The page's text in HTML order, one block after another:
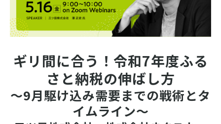
活用シーン
コラム
ギリ間に合う！令和7年度ふる
さと納税の伸ばし方
～9月駆け込み需要までの戦術とタ
イムライン～